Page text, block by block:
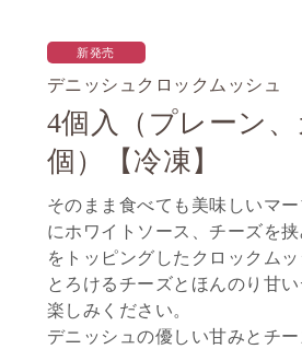
新発売
デニッシュクロックムッシュ
4個入（プレーン
個）【冷凍】
そのまま食べても美味しいマ
にホワイトソース、チーズを
をトッピングしたクロックム
とろけるチーズとほんのり甘
楽しみください。
デニッシュの優しい甘みとチ